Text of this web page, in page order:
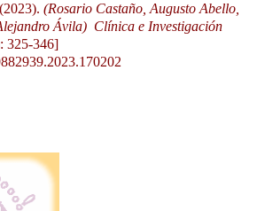
(2023). (Rosario Castaño, Augusto Abello,
Ávila) Clínica e Investigación
325-346]